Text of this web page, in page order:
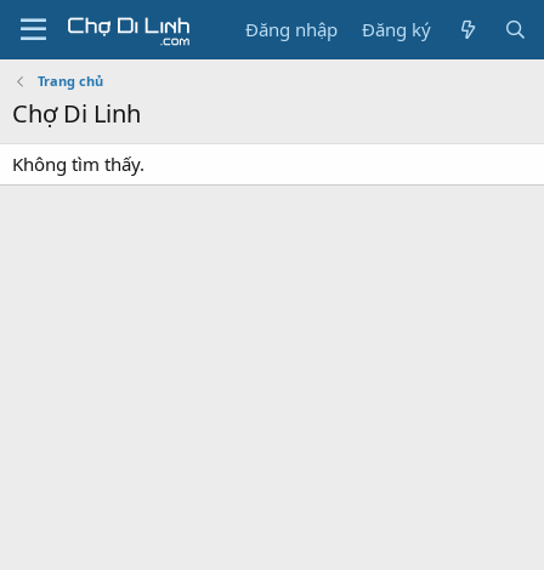
Đăng nhập Đăng ký
Trang chủ
Chợ Di Linh
Không tìm thấy.